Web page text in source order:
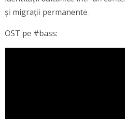
și migrații permanente.
OST pe #bass: